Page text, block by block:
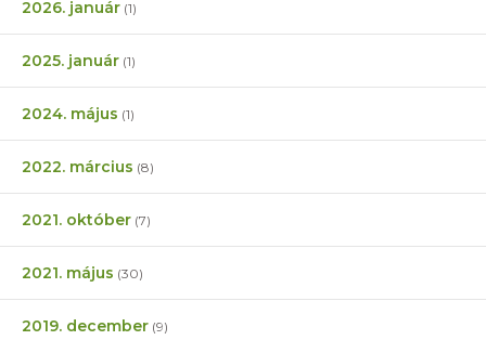
2026. január (1)
2025. január (1)
2024. május (1)
2022. március (8)
2021. október (7)
2021. május (30)
2019. december (9)